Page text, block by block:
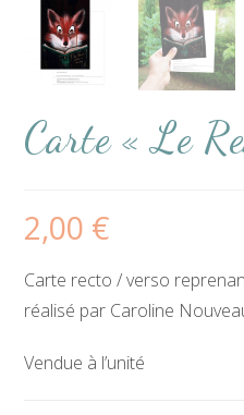
Carte « Le
2,00 €
Carte recto / verso
réalisé par Caroline
Vendue à l’unité